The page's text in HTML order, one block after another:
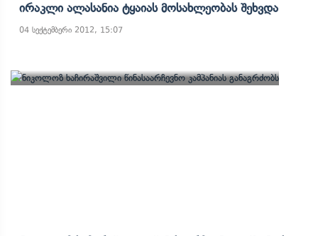
Ირაკლი Ალასანია Ტყაიას Მოსახლეობას Შეხვდა
04 სექტემბერი 2012, 15:07